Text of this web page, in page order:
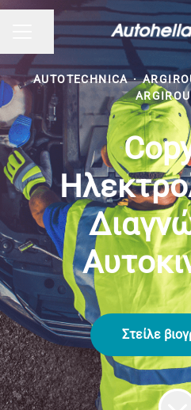
CAREER MENU
Share page
AUTOTECHNICA ·
Στείλε